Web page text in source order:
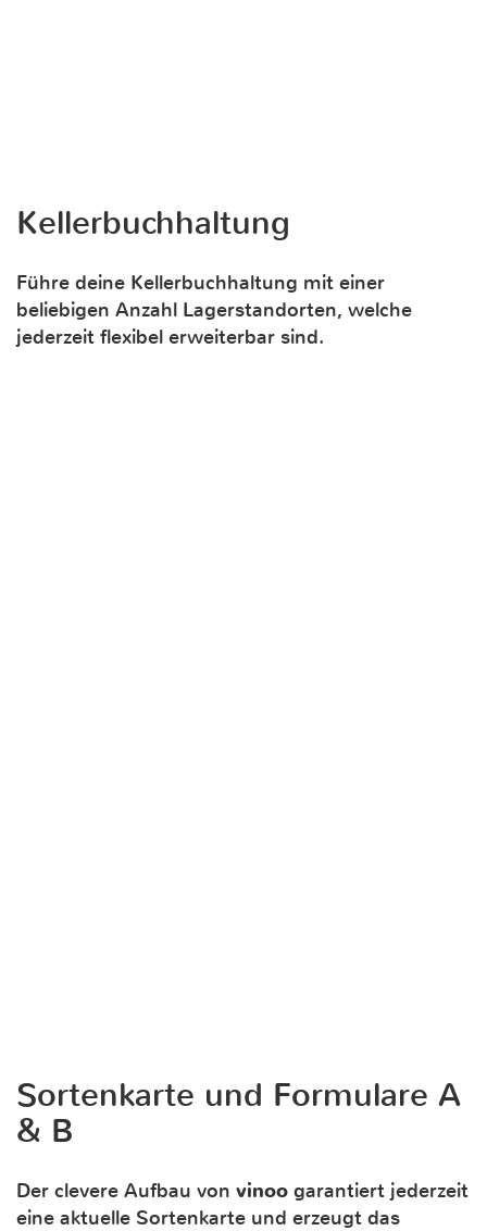
Kellerbuchhaltung
Führe deine Kellerbuchhaltung mit einer
beliebigen Anzahl Lagerstandorten, welche
jederzeit flexibel erweiterbar sind.
Sortenkarte und Formulare A
& B
Der clevere Aufbau von vinoo garantiert jederzeit
eine aktuelle Sortenkarte und erzeugt das